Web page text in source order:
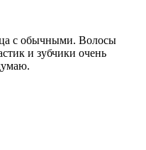
с обычными. Волосы
и зубчики очень